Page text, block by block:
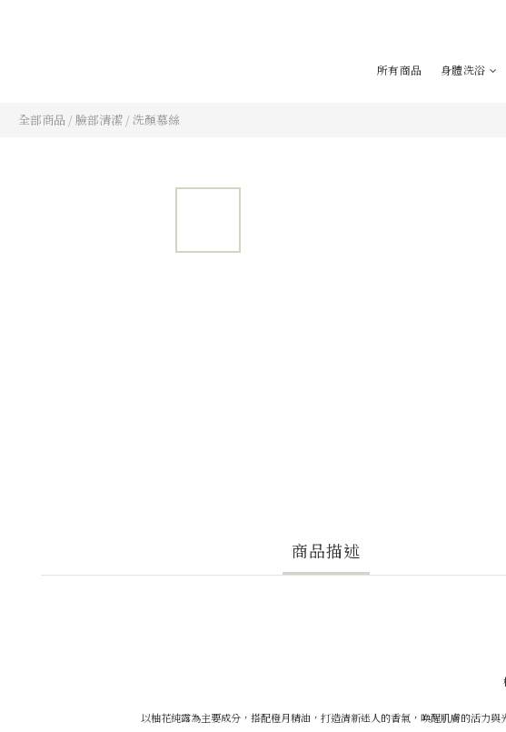
所有商品 身體洗浴
全部商品 /臉部清潔 /洗顏慕絲
商品描述
以柚花純露為主要成分，搭配橙月精油，打造清新迷人的香氣，喚醒肌膚的活力